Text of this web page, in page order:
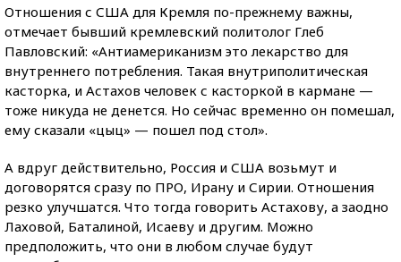
Отношения с США для Кремля по-прежнему важны,
отмечает бывший кремлевский политолог Глеб
Павловский: «Антиамериканизм это лекарство для
внутреннего потребления. Такая внутриполитическая
касторка, и Астахов человек с касторкой в кармане —
тоже никуда не денется. Но сейчас временно он помешал,
ему сказали «цыц» — пошел под стол».
А вдруг действительно, Россия и США возьмут и
договорятся сразу по ПРО, Ирану и Сирии. Отношения
резко улучшатся. Что тогда говорить Астахову, а заодно
Лаховой, Баталиной, Исаеву и другим. Можно
предположить, что они в любом случае будут